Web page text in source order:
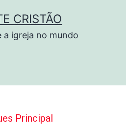
CRISTÃO
a igreja no mundo
Principal